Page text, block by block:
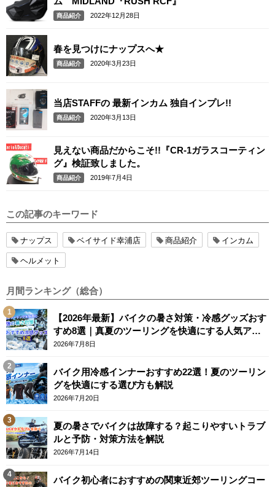
商品紹介 2022年12月28日
春を見つけにナップスへ★
商品紹介 2020年3月23日
当店STAFFの 最新インカム 独自インプレ!!
商品紹介 2020年3月13日
見えない商品だからこそ!!『CR-1ガラスコーティン
グ』検証致しました。
商品紹介 2019年7月4日
この記事のキーワード
ナップス ベイサイド幸浦店 商品紹介 インカム
ヘルメット
月間ランキング（総合）
【2026年最新】バイクの暑さ対策・冷感グッズおす
すめ8選｜真夏のツーリングを快適にする人気アイ
テム
2026年7月8日
バイク用冷感インナーおすすめ22選！夏のツーリン
グを快適にする選び方も解説
2026年7月20日
夏の暑さでバイクは故障する？起こりやすいトラブ
ルと予防・対策方法を解説
2026年7月14日
バイク初心者におすすめの関東近郊ツーリングコー